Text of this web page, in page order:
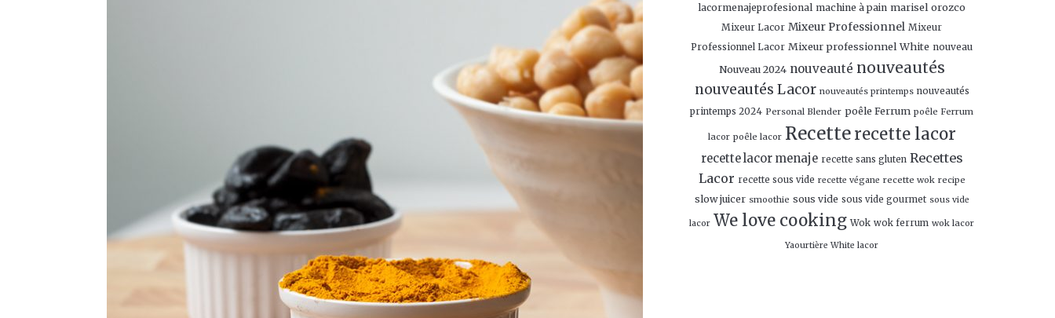
lacormenajeprofesional machine à pain marisel orozco
Mixeur Lacor Mixeur Professionnel Mixeur
Professionnel Lacor Mixeur professionnel White nouveau
Nouveau 2024 nouveauté nouveautés
nouveautés Lacor nouveautés printemps nouveautés
printemps 2024 Personal Blender poêle Ferrum poêle Ferrum
lacor poêle lacor Recette recette lacor
recette lacor menaje recette sans gluten Recettes
Lacor recette sous vide recette végane recette wok recipe
slow juicer smoothie sous vide sous vide gourmet sous vide
lacor We love cooking Wok wok ferrum wok lacor
Yaourtière White lacor